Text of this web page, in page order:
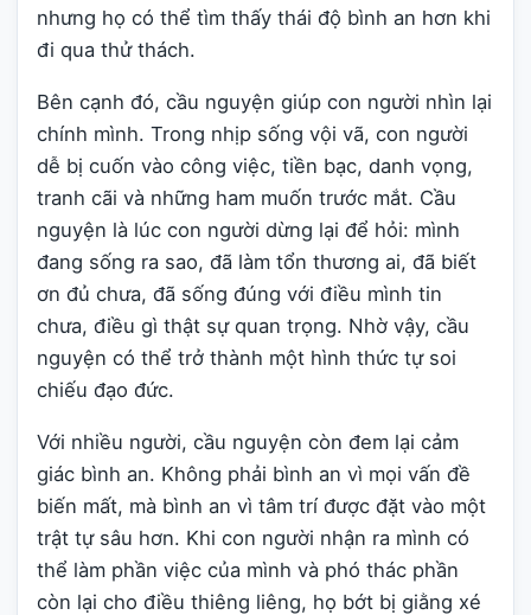
nhưng họ có thể tìm thấy thái độ bình an hơn khi
đi qua thử thách.
Bên cạnh đó, cầu nguyện giúp con người nhìn lại
chính mình. Trong nhịp sống vội vã, con người
dễ bị cuốn vào công việc, tiền bạc, danh vọng,
tranh cãi và những ham muốn trước mắt. Cầu
nguyện là lúc con người dừng lại để hỏi: mình
đang sống ra sao, đã làm tổn thương ai, đã biết
ơn đủ chưa, đã sống đúng với điều mình tin
chưa, điều gì thật sự quan trọng. Nhờ vậy, cầu
nguyện có thể trở thành một hình thức tự soi
chiếu đạo đức.
Với nhiều người, cầu nguyện còn đem lại cảm
giác bình an. Không phải bình an vì mọi vấn đề
biến mất, mà bình an vì tâm trí được đặt vào một
trật tự sâu hơn. Khi con người nhận ra mình có
thể làm phần việc của mình và phó thác phần
còn lại cho điều thiêng liêng, họ bớt bị giằng xé